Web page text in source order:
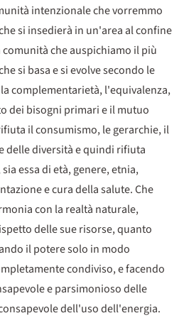
intenzionale che vorremmo
si insedierà in un'area al confine
che auspichiamo il più
si basa e si evolve secondo le
complementarietà, l'equivalenza,
dei bisogni primari e il mutuo
il consumismo, le gerarchie, il
delle diversità e quindi rifiuta
essa di età, genere, etnia,
e cura della salute. Che
con la realtà naturale,
delle sue risorse, quanto
il potere solo in modo
condiviso, e facendo
e parsimonioso delle
dell'uso dell'energia.